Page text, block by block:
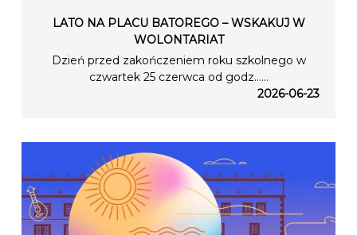
LATO NA PLACU BATOREGO – WSKAKUJ W
WOLONTARIAT
Dzień przed zakończeniem roku szkolnego w
czwartek 25 czerwca od godz…...
2026-06-23